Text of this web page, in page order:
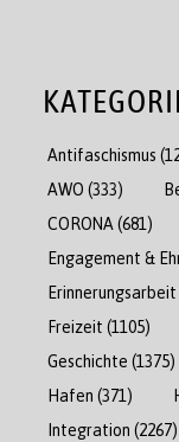
Antifaschismus
AWO (333)
CORONA (681)
Engagement &
Freizeit (1105)
Geschichte (1375)
Hafen (371)
Integration (2267)